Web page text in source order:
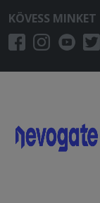
KÖVESS MINKET